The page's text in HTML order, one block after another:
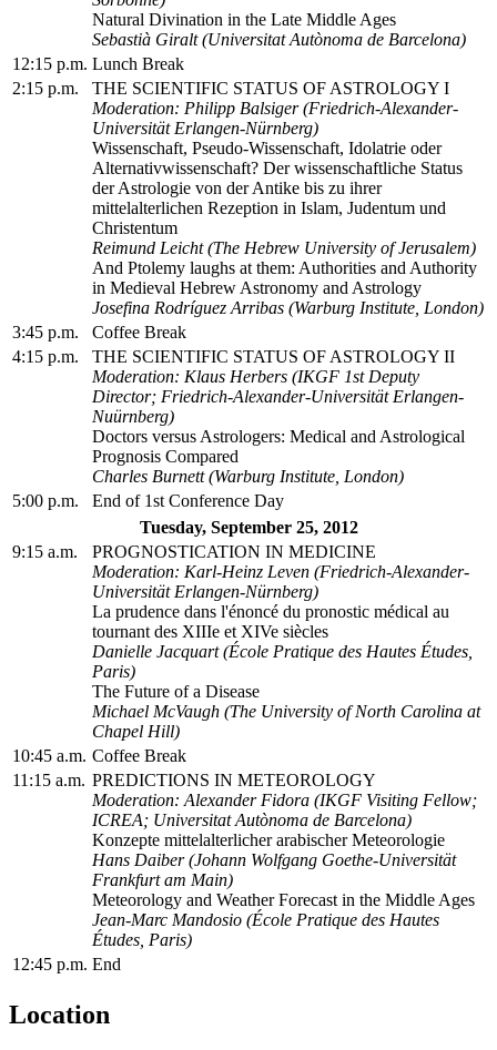
Natural Divination in the Late Middle Ages
Sebastià Giralt (Universitat Autònoma de Barcelona)
12:15 p.m. Lunch Break
2:15 p.m.
THE SCIENTIFIC STATUS OF ASTROLOGY I
Moderation: Philipp Balsiger (Friedrich-Alexander-
Universität Erlangen-Nürnberg)
Wissenschaft, Pseudo-Wissenschaft, Idolatrie oder
Alternativwissenschaft? Der wissenschaftliche Status
der Astrologie von der Antike bis zu ihrer
mittelalterlichen Rezeption in Islam, Judentum und
Christentum
Reimund Leicht (The Hebrew University of Jerusalem)
And Ptolemy laughs at them: Authorities and Authority
in Medieval Hebrew Astronomy and Astrology
Josefina Rodríguez Arribas (Warburg Institute, London)
3:45 p.m.
Coffee Break
4:15 p.m.
THE SCIENTIFIC STATUS OF ASTROLOGY II
Moderation: Klaus Herbers (IKGF 1st Deputy
Director; Friedrich-Alexander-Universität Erlangen-
Nuürnberg)
Doctors versus Astrologers: Medical and Astrological
Prognosis Compared
Charles Burnett (Warburg Institute, London)
5:00 p.m.
End of 1st Conference Day
Tuesday, September 25, 2012
9:15 a.m.
PROGNOSTICATION IN MEDICINE
Moderation: Karl-Heinz Leven (Friedrich-Alexander-
Universität Erlangen-Nürnberg)
La prudence dans l'énoncé du pronostic médical au
tournant des XIIIe et XIVe siècles
Danielle Jacquart (École Pratique des Hautes Études,
Paris)
The Future of a Disease
Michael McVaugh (The University of North Carolina at
Chapel Hill)
10:45 a.m. Coffee Break
11:15 a.m. PREDICTIONS IN METEOROLOGY
Moderation: Alexander Fidora (IKGF Visiting Fellow;
ICREA; Universitat Autònoma de Barcelona)
Konzepte mittelalterlicher arabischer Meteorologie
Hans Daiber (Johann Wolfgang Goethe-Universität
Frankfurt am Main)
Meteorology and Weather Forecast in the Middle Ages
Jean-Marc Mandosio (École Pratique des Hautes
Études, Paris)
12:45 p.m. End
Location